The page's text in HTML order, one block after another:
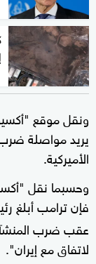
ونقل موقع
يريد مواصلة
الأميركية.
وحسبما نقل
فإن ترامب أبلغ
عقب ضرب
لاتفاق مع إيران".